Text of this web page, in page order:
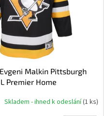
Malkin Pittsburgh
Premier Home
Skladem - ihned k odeslání(1 ks)